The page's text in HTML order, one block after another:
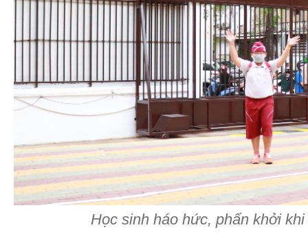
Học sinh háo hức, phấn khởi